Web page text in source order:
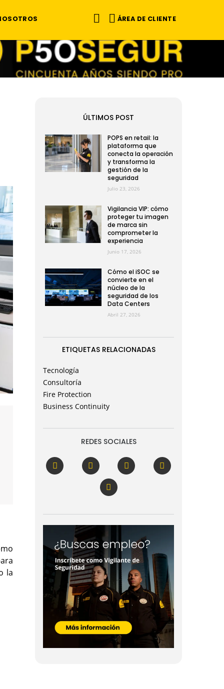
ÁREA DE CLIENTE
la
ÚLTIMOS POST
POPS en retail: la
plataforma que
conecta la operación
y transforma la
gestión de la
seguridad
Julio 23, 2026
Vigilancia VIP: cómo
proteger tu imagen
de marca sin
comprometer la
experiencia
Junio 17, 2026
Cómo el iSOC se
convierte en el
núcleo de la
seguridad de los
Data Centers
Abril 27, 2026
ETIQUETAS RELACIONADAS
Tecnología
Consultoría
Fire Protection
Business Continuity
REDES SOCIALES